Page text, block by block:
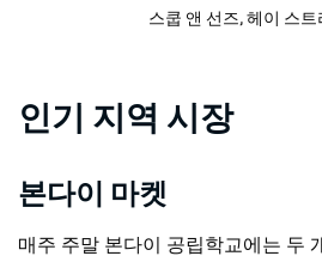
스쿱 앤 선즈, 헤이 스트
인기 지역 시장
본다이 마켓
매주 주말 본다이 공립학교에는 두